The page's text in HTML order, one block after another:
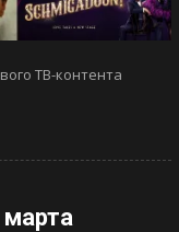
ТВ-контента